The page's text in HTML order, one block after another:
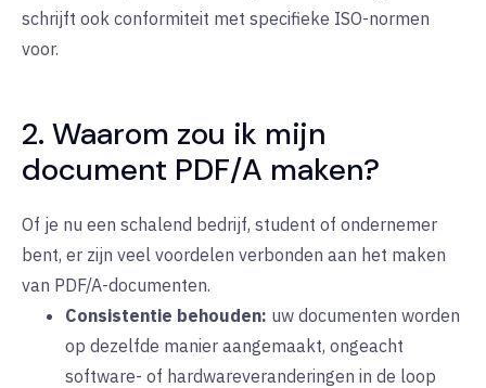
schrijft ook conformiteit met specifieke ISO-normen
voor.
2. Waarom zou ik mijn
document PDF/A maken?
Of je nu een schalend bedrijf, student of ondernemer
bent, er zijn veel voordelen verbonden aan het maken
van PDF/A-documenten.
Consistentie behouden: uw documenten worden
op dezelfde manier aangemaakt, ongeacht
software- of hardwareveranderingen in de loop